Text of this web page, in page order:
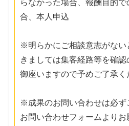
らなかった場合、報酬目的
合、本人申込
※明らかにご相談意志がない
きましては集客経路等を確
御座いますので予めご了承く
※成果のお問い合わせは必ず
お問い合わせフォームより